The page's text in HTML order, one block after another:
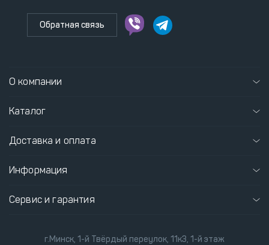
Обратная связь
О компании
Каталог
Доставка и оплата
Информация
Сервис и гарантия
г.Минск, 1-й Твёрдый переулок, 11к3, 1-й этаж